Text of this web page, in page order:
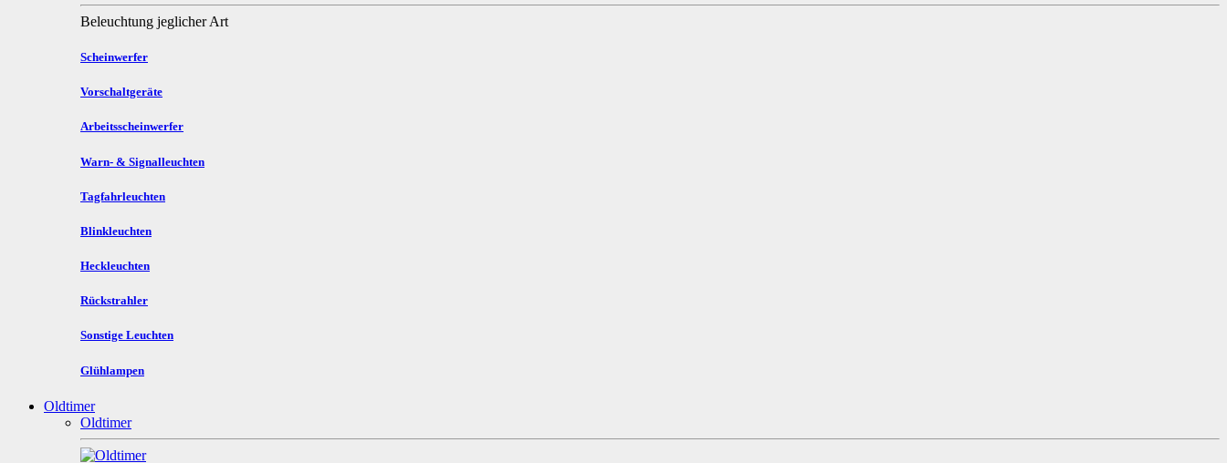
Beleuchtung jeglicher Art
Scheinwerfer
Vorschaltgeräte
Arbeitsscheinwerfer
Warn- & Signalleuchten
Tagfahrleuchten
Blinkleuchten
Heckleuchten
Rückstrahler
Sonstige Leuchten
Glühlampen
Oldtimer
Oldtimer